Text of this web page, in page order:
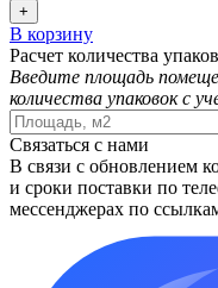
+
В корзину
Расчет количества
Введите площадь
количества упаковок с
Связаться с нами
В связи с обновлением
и сроки поставки по
мессенджерах по